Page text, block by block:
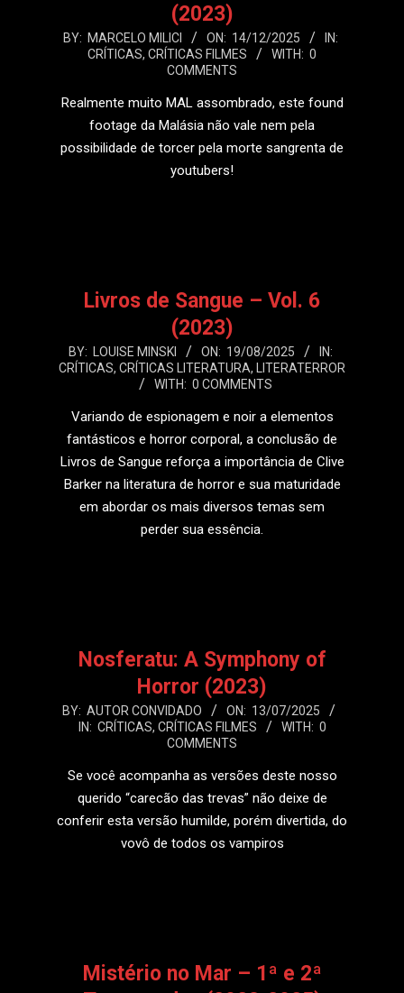
(2023)
2025-
BY: MARCELO MILICI ON: 14/12/2025
IN:
CRÍTICAS, CRÍTICAS FILMES WITH: 0
COMMENTS
Realmente muito MAL assombrado, este found
footage da Malásia não vale nem pela
possibilidade de torcer pela morte sangrenta de
youtubers!
Livros de Sangue – Vol. 6
(2023)
2025-
08-
BY: LOUISE MINSKI ON: 19/08/2025
IN:
CRÍTICAS, CRÍTICAS LITERATURA, LITERATERROR
WITH: 0 COMMENTS
Variando de espionagem e noir a elementos
fantásticos e horror corporal, a conclusão de
Livros de Sangue reforça a importância de Clive
Barker na literatura de horror e sua maturidade
em abordar os mais diversos temas sem
perder sua essência.
Nosferatu: A Symphony of
Horror (2023)
2025-
BY: AUTOR CONVIDADO ON: 13/07/2025
IN: CRÍTICAS, CRÍTICAS FILMES WITH: 0
COMMENTS
Se você acompanha as versões deste nosso
querido “carecão das trevas” não deixe de
conferir esta versão humilde, porém divertida, do
vovô de todos os vampiros
Mistério no Mar – 1ª e 2ª